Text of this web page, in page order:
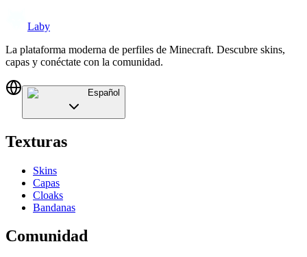
Laby
La plataforma moderna de perfiles de Minecraft. Descubre skins,
capas y conéctate con la comunidad.
Español
Texturas
Skins
Capas
Cloaks
Bandanas
Comunidad